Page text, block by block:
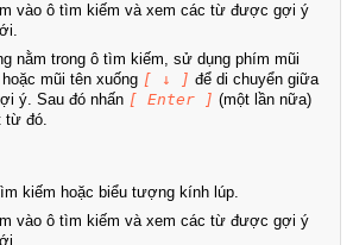
vào ô tìm kiếm và xem các từ được gợi ý
nằm trong ô tìm kiếm, sử dụng phím mũi
hoặc mũi tên xuống [ ↓ ] để di chuyển giữa
ý. Sau đó nhấn [ Enter ] (một lần nữa)
từ đó.
kiếm hoặc biểu tượng kính lúp.
vào ô tìm kiếm và xem các từ được gợi ý